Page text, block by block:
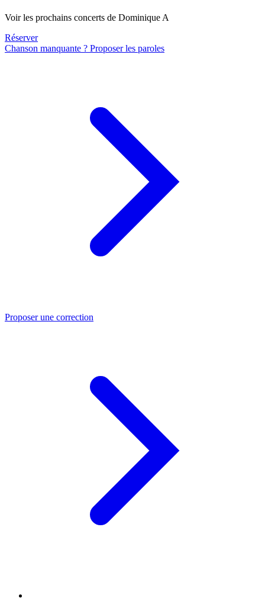
Voir les prochains concerts de Dominique A
Réserver
Chanson manquante ? Proposer les paroles
Proposer une correction